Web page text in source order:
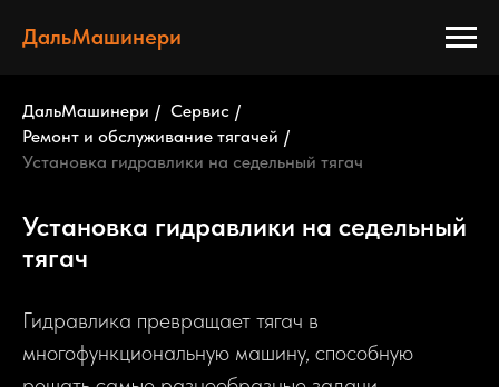
ДальМашинери
ДальМашинери / Сервис /
Ремонт и обслуживание тягачей /
Установка гидравлики на седельный тягач
Установка гидравлики на седельный
тягач
Гидравлика превращает тягач в
многофункциональную машину, способную